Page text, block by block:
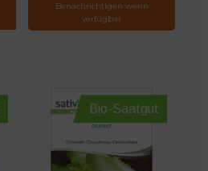
Benachrichtigen wenn
verfügbar
Bio-Saatgut